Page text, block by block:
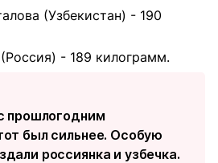
(Узбекистан) - 190
- 189 килограмм.
прошлогодним
был сильнее. Особую
россиянка и узбечка.